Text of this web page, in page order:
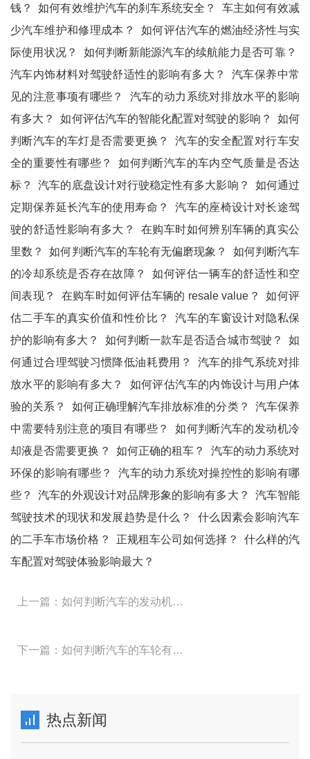
钱？ 如何有效维护汽车的刹车系统安全？
车主如何有效减
少汽车维护和修理成本？
如何评估汽车的燃油经济性与实
际使用状况？
如何判断新能源汽车的续航能力是否可靠？
汽车内饰材料对驾驶舒适性的影响有多大？
汽车保养中常
见的注意事项有哪些？
汽车的动力系统对排放水平的影响
有多大？
如何评估汽车的智能化配置对驾驶的影响？
如何
判断汽车的车灯是否需要更换？
汽车的安全配置对行车安
全的重要性有哪些？
如何判断汽车的车内空气质量是否达
标？
汽车的底盘设计对行驶稳定性有多大影响？
如何通过
定期保养延长汽车的使用寿命？
汽车的座椅设计对长途驾
驶的舒适性影响有多大？
在购车时如何辨别车辆的真实公
里数？
如何判断汽车的车轮有无偏磨现象？
如何判断汽车
的冷却系统是否存在故障？
如何评估一辆车的舒适性和空
间表现？
在购车时如何评估车辆的 resale value？
如何评
估二手车的真实价值和性价比？
汽车的车窗设计对隐私保
护的影响有多大？
如何判断一款车是否适合城市驾驶？
如
何通过合理驾驶习惯降低油耗费用？
汽车的排气系统对排
放水平的影响有多大？
如何评估汽车的内饰设计与用户体
验的关系？
如何正确理解汽车排放标准的分类？
汽车保养
中需要特别注意的项目有哪些？
如何判断汽车的发动机冷
却液是否需要更换？
如何正确的租车？
汽车的动力系统对
环保的影响有哪些？
汽车的动力系统对操控性的影响有哪
些？
汽车的外观设计对品牌形象的影响有多大？
汽车智能
驾驶技术的现状和发展趋势是什么？
什么因素会影响汽车
的二手车市场价格？
正规租车公司如何选择？
什么样的汽
车配置对驾驶体验影响最大？
上一篇：如何判断汽车的发动机冷却液是否需要更换？
下一篇：如何判断汽车的车轮有无偏磨现象？
热点新闻